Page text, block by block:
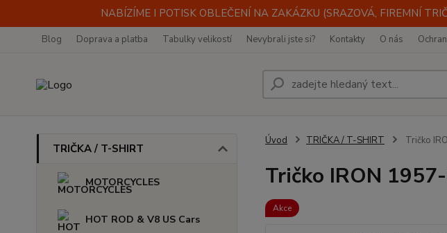
NABÍZÍME I POTISK OBLEČENÍ NA ZAKÁZKU (SRAZOVÁ, FIREMNÍ
Blog Doprava a platba Tabulky velikostí Nevybrali jste si? Kontakty O nás
TRIČKA / T-SHIRT
MOTORCYCLES
HOT ROD & V8 US Cars
Úvod TRIČKA / T-SHIRT Tričko
Tričko IRON
Akce